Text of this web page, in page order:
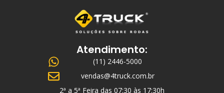
Atendimento:
(11) 2446-5000
vendas@4truck.com.br
2ª a 5ª Feira das 07:30 às 17:30h